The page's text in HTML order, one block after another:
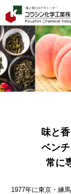
味と
ベン
常に
1977年に東京・練